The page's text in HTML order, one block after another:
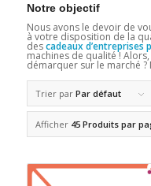
Notre objectif
Nous avons le devoir de
à votre disposition de la
descadeaux d’entreprises
machines de qualité !
démarquer sur le marché ?
Trier par Par défaut
Afficher 45 Produits par